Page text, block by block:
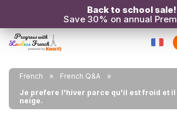
Back to school sale!
Save 30% on annual
French
French Q&A
Je prefere l'hiver parce qu'il est froid et il
neige.